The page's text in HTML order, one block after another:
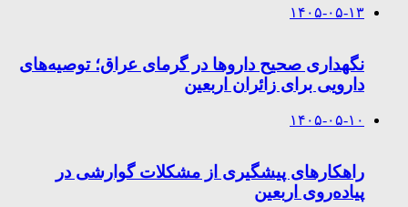
۱۴۰۵-۰۵-۱۳
نگهداری صحیح داروها در گرمای عراق؛ توصیه‌های
دارویی برای زائران اربعین
۱۴۰۵-۰۵-۱۰
راهکارهای پیشگیری از مشکلات گوارشی در
پیاده‌روی اربعین